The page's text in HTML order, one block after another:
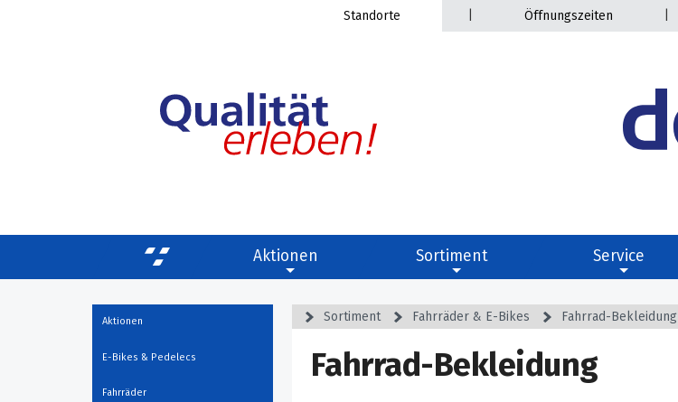
Standorte | Öffnungszeiten |
Aktionen Sortiment Service
Aktionen
E-Bikes & Pedelecs
Fahrräder
Sortiment Fahrräder & E-Bikes Fahrrad-Bekleidung
Fahrrad-Bekleidung